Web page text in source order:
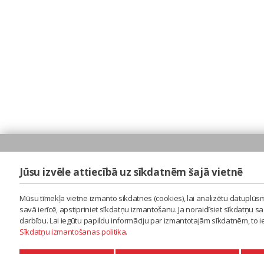
Jūsu izvēle attiecībā uz sīkdatnēm šajā vietnē
Mūsu tīmekļa vietne izmanto sīkdatnes (cookies), lai analizētu
savā ierīcē, apstipriniet sīkdatņu izmantošanu. Ja noraidīsiet sīkdatņu
darbību. Lai iegūtu papildu informāciju par izmantotajām sīkdatnēm,
Sīkdatņu izmantošanas politika.